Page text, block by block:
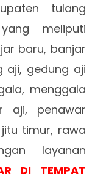
tulang
meliputi
baru, banjar
aji, gedung aji
menggala
aji, penawar
timur, rawa
layanan
DI TEMPAT